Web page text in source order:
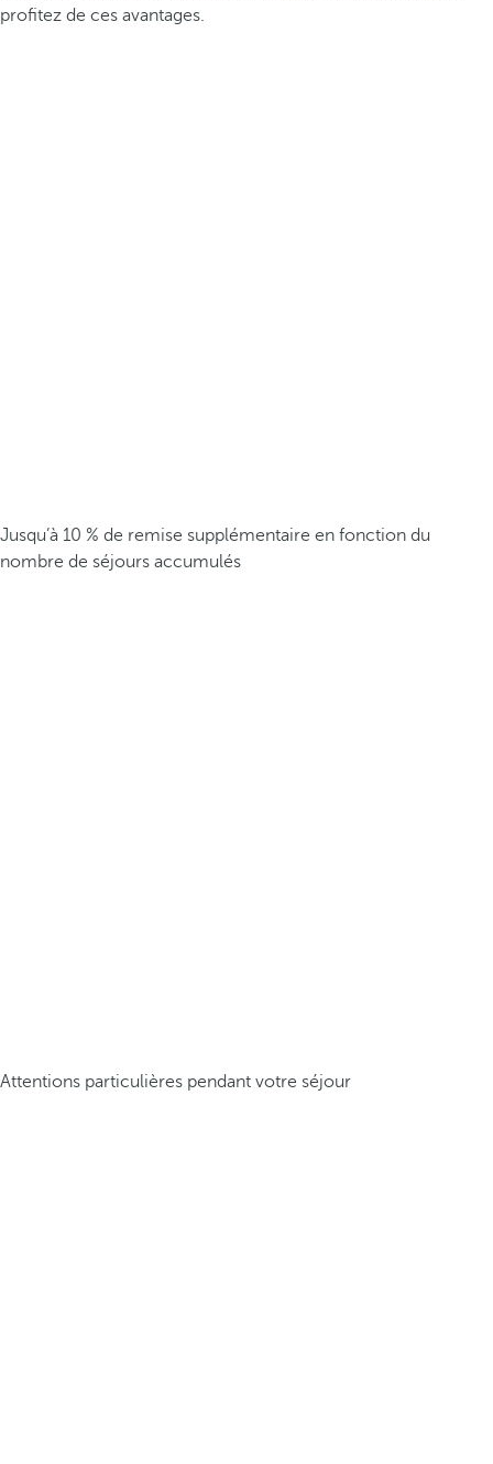
profitez de ces avantages.
Jusqu’à 10 % de remise supplémentaire en fonction du
nombre de séjours accumulés
Attentions particulières pendant votre séjour